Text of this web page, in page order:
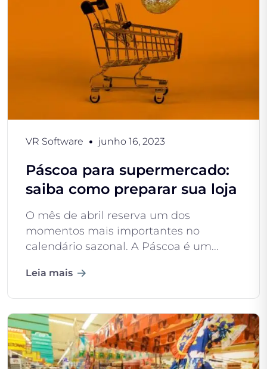
VR Software junho 16, 2023
Páscoa para supermercado:
saiba como preparar sua loja
O mês de abril reserva um dos
momentos mais importantes no
calendário sazonal. A Páscoa é um...
Leia mais